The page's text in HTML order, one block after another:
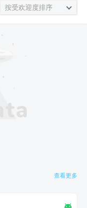
按受欢迎度排序
查看更多